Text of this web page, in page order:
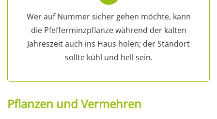
Wer auf Nummer sicher gehen möchte, kann
die Pfefferminzpflanze während der kalten
Jahreszeit auch ins Haus holen; der Standort
sollte kühl und hell sein.
Pflanzen und Vermehren